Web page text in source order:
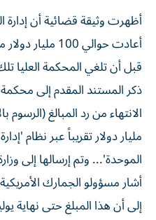
أظهرت وثيقة قضائية أن إدارة
أعادت حوالي
قبل أن تلغي المحكمة العليا
ذكر ​المستند ⁠المقدم إلى محكمة
مليار دولار تقريباً عبر نظام
الموحدة'... وتم إرسالها إلى
أشار مسؤولو الجمارك
إلى ⁠أن هذا المبلغ حتى نهاية